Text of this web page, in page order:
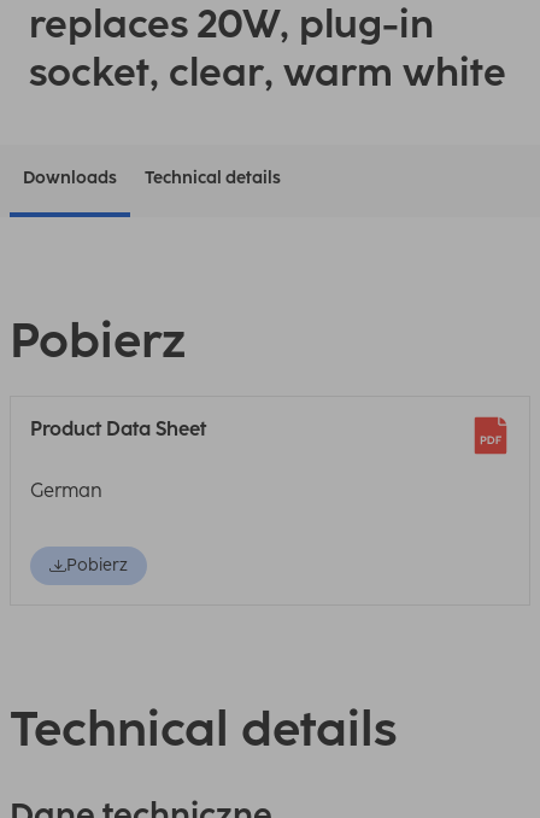
replaces 20W, plug-in
socket, clear, warm white
Downloads Technical details
Pobierz
Product Data Sheet
German
Pobierz
Technical details